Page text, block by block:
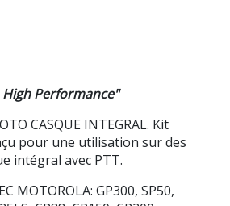
Performance"
CASQUE INTEGRAL. Kit
pour une utilisation sur des
intégral avec PTT.
MOTOROLA: GP300, SP50,